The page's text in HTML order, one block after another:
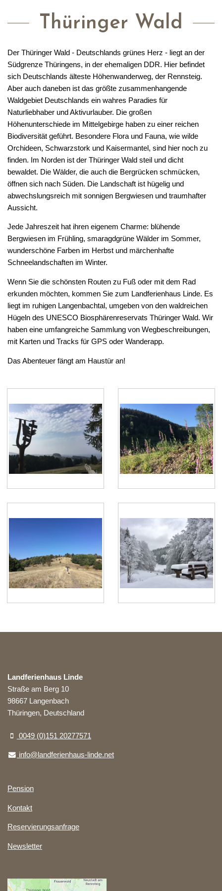
Thüringer Wald
Der Thüringer Wald - Deutschlands grünes Herz - liegt an der
Südgrenze Thüringens, in der ehemaligen DDR. Hier befindet
sich Deutschlands älteste Höhenwanderweg, der Rennsteig.
Aber auch daneben ist das größte zusammenhangende
Waldgebiet Deutschlands ein wahres Paradies für
Naturliebhaber und Aktivurlauber. Die großen
Höhenunterschiede im Mittelgebirge haben zu einer reichen
Biodiversität geführt. Besondere Flora und Fauna, wie wilde
Orchideen, Schwarzstork und Kaisermantel, sind hier noch zu
finden. Im Norden ist der Thüringer Wald steil und dicht
bewaldet. Die Wälder, die auch die Bergrücken schmücken,
öffnen sich nach Süden. Die Landschaft ist hügelig und
abwechslungsreich mit sonnigen Bergwiesen und traumhafter
Aussicht.
Jede Jahreszeit hat ihren eigenem Charme: blühende
Bergwiesen im Frühling, smaragdgrüne Wälder im Sommer,
wunderschöne Farben im Herbst und märchenhafte
Schneelandschaften im Winter.
Wenn Sie die schönsten Routen zu Fuß oder mit dem Rad
erkunden möchten, kommen Sie zum Landferienhaus Linde. Es
liegt im ruhigen Langenbachtal, umgeben von den waldreichen
Hügeln des UNESCO Biosphärenreservats Thüringer Wald. Wir
haben eine umfangreiche Sammlung von Wegbeschreibungen,
mit Karten und Tracks für GPS oder Wanderapp.
Das Abenteuer fängt am Haustür an!
Landferienhaus Linde
Straße am Berg 10
98667 Langenbach
Thüringen, Deutschland
0049 (0)151 20277571
info@landferienhaus-linde.net
Pension
Kontakt
Reservierungsanfrage
Newsletter